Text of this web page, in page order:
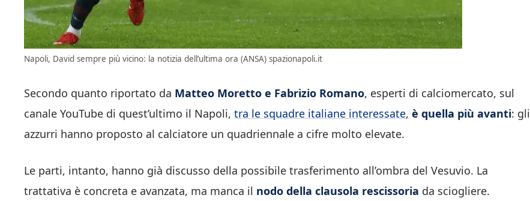
Napoli, David sempre più vicino: la notizia dell’ultima ora (ANSA) spazionapoli.it
Secondo quanto riportato da Matteo Moretto e Fabrizio Romano, esperti di calciomercato, sul
canale YouTube di quest’ultimo il Napoli, tra le squadre italiane interessate, è quella più avanti: gli
azzurri hanno proposto al calciatore un quadriennale a cifre molto elevate.
Le parti, intanto, hanno già discusso della possibile trasferimento all’ombra del Vesuvio. La
trattativa è concreta e avanzata, ma manca il nodo della clausola rescissoria da sciogliere.